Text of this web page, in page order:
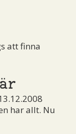
att finna
har allt. Nu